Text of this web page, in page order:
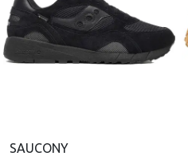
SAUCONY